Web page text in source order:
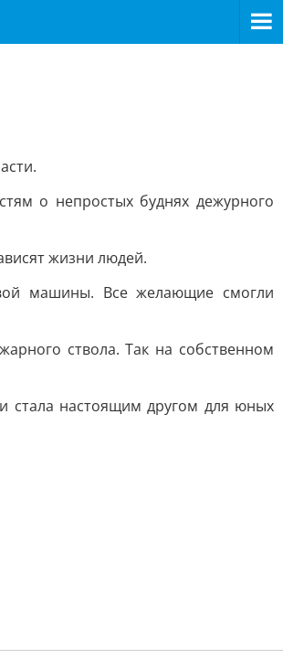
о непростых буднях дежурного
жизни людей.
машины. Все желающие смогли
ствола. Так на собственном
стала настоящим другом для юных